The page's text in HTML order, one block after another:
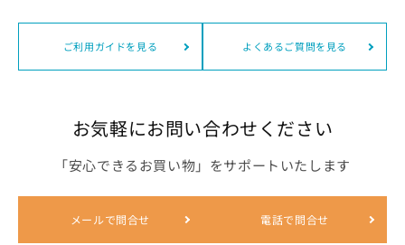
愛媛県の指定袋から探す
福岡県の指定袋から探す
その他から探す
ご利用ガイドを見る よくあるご質問を見る
お気軽にお問い合わせください
「安心できるお買い物」をサポートいたします
メールで問合せ 電話で問合せ